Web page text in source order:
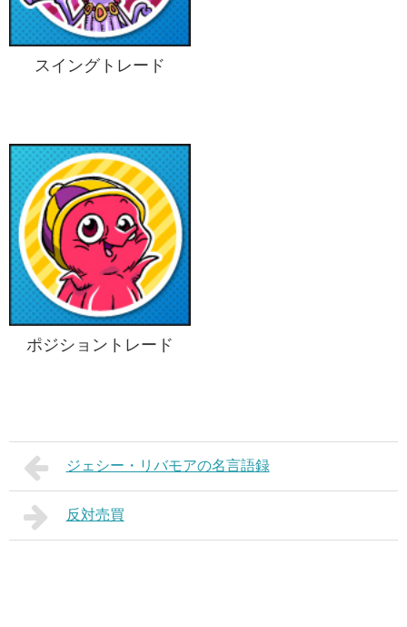
スイングトレード
ポジショントレード
ジェシー・リバモアの名言語録
反対売買